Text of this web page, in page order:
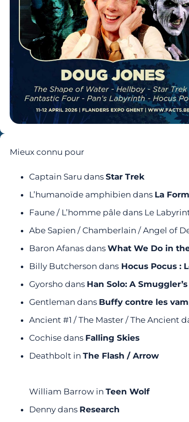
Mieux connu pour
Captain Saru dans Star Trek
L’humanoïde amphibien dans La
Faune / L’homme pâle dans Le
Abe Sapien / Chamberlain / Angel of
Baron Afanas dans What We Do in
Billy Butcherson dans Hocus Pocus :
Gyorsho dans Han Solo: A
Gentleman dans Buffy contre les
Ancient #1 / The Master / The Ancient
Cochise dans Falling Skies
Deathbolt in The Flash / Arrow
William Barrow in Teen Wolf
Denny dans Research